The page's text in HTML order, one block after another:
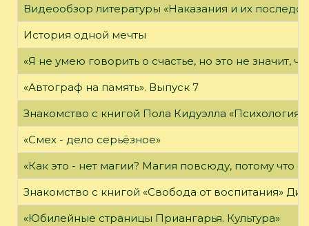
Видеообзор литературы «Наказания и их
История одной мечты
«Я не умею говорить о счастье, но это не значит,
«Автограф на память». Выпуск 7
Знакомство с книгой Пола Кидуэлла «Психология
«Смех - дело серьёзное»
«Как это - нет магии? Магия повсюду, потому что
Знакомство с книгой «Свобода от воспитания»
«Юбилейные страницы Приангарья. Культура»